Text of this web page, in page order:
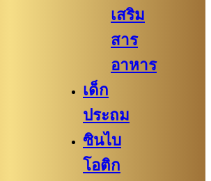
เสริม
สาร
อาหาร
เด็ก
ประถม
ซินไบ
โอติก